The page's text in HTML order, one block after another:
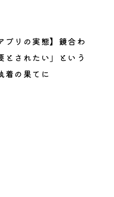
プリの実態】鏡合わ
とされたい」という
着の果てに